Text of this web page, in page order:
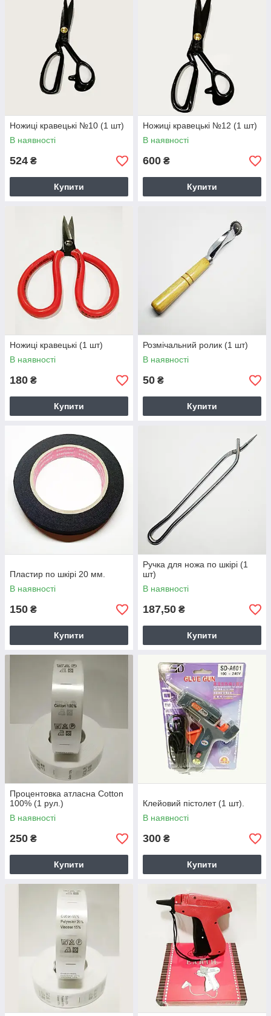
Ножиці кравецькі №10 (1 шт)
В наявності
524 ₴
Купити
Ножиці кравецькі №12 (1 шт)
В наявності
600 ₴
Купити
Ножиці кравецькі (1 шт)
В наявності
180 ₴
Купити
Розмічальний ролик (1 шт)
В наявності
50 ₴
Купити
Пластир по шкірі 20 мм.
В наявності
150 ₴
Купити
Ручка для ножа по шкірі (1
шт)
В наявності
187,50 ₴
Купити
Процентовка атласна Cotton
100% (1 рул.)
В наявності
250 ₴
Купити
Клейовий пістолет (1 шт).
В наявності
300 ₴
Купити